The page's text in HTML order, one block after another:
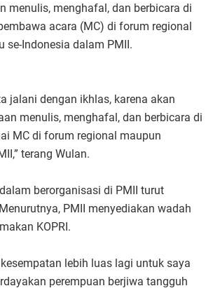
menulis, menghafal, dan berbicara di
acara (MC) di forum regional
se-Indonesia dalam PMII.
jalani dengan ikhlas, karena akan
menulis, menghafal, dan berbicara di
MC di forum regional maupun
terang Wulan.
berorganisasi di PMII turut
PMII menyediakan wadah
KOPRI.
lebih luas lagi untuk saya
perempuan berjiwa tangguh